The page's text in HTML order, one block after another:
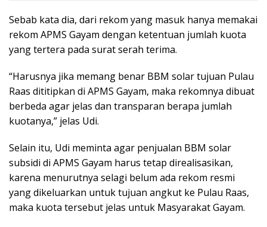
Sebab kata dia, dari rekom yang masuk hanya memakai
rekom APMS Gayam dengan ketentuan jumlah kuota
yang tertera pada surat serah terima.
“Harusnya jika memang benar BBM solar tujuan Pulau
Raas dititipkan di APMS Gayam, maka rekomnya dibuat
berbeda agar jelas dan transparan berapa jumlah
kuotanya,” jelas Udi.
Selain itu, Udi meminta agar penjualan BBM solar
subsidi di APMS Gayam harus tetap direalisasikan,
karena menurutnya selagi belum ada rekom resmi
yang dikeluarkan untuk tujuan angkut ke Pulau Raas,
maka kuota tersebut jelas untuk Masyarakat Gayam.